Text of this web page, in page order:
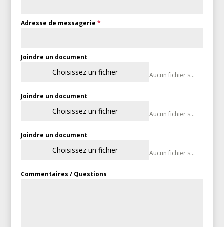
Adresse de messagerie*
Joindre un document
Choisissez un fichier Aucun fichier sélectionné
Joindre un document
Choisissez un fichier Aucun fichier sélectionné
Joindre un document
Choisissez un fichier Aucun fichier sélectionné
Commentaires / Questions